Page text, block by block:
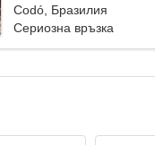
Codó, Бразилия
Сериозна връзка